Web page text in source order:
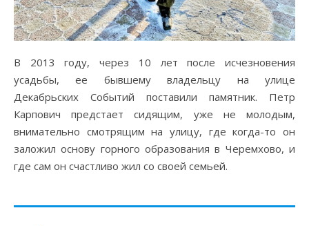
В 2013 году, через 10 лет после исчезновения
усадьбы, ее бывшему владельцу на улице
Декабрьских Событий поставили памятник. Петр
Карпович предстает сидящим, уже не молодым,
внимательно смотрящим на улицу, где когда-то он
заложил основу горного образования в Черемхово, и
где сам он счастливо жил со своей семьей.